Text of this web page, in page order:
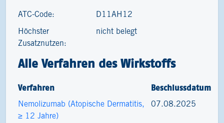
ATC-Code: D11AH12
Höchster
Zusatznutzen:
nicht belegt
Alle Verfahren des Wirkstoffs
Verfahren Beschlussdatum
Nemolizumab (Atopische Dermatitis,
≥ 12 Jahre)
07.08.2025